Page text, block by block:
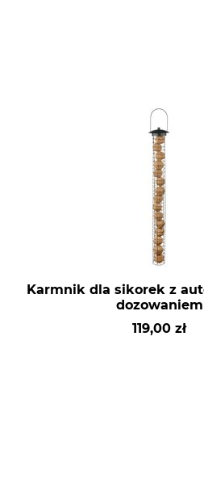
Karmnik dla sikorek z
dozowaniem
119,00 zł